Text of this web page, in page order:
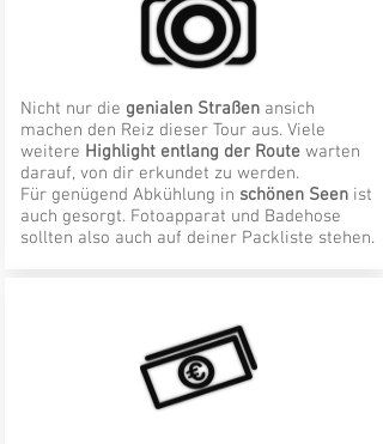
Nicht nur die genialen Straßenansich
machen den Reiz dieser Tour aus. Viele
weitere Highlight entlang der Routewarten
darauf, von dir erkundet zu werden.
Für genügend Abkühlung in schönen Seenist
auch gesorgt. Fotoapparat und Badehose
sollten also auch auf deiner Packliste stehen.